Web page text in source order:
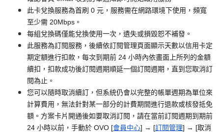
此卡兌換服務為首刷 0 元，服務需在網路環境下使用，頻寬
至少需 20Mbps。
每組兌換碼僅能兌換使用一次，遺失或損毀恕不補發。
此服務為訂閱服務，後續依訂閱管理頁面顯示天數以信用卡定
期定額進行扣款，每次到期前 24 小時內依畫面上所列的金額
續扣，扣款成功後訂閱週期順延一個訂閱週期，直到您取消訂
閱為止。
您可以隨時取消續訂，但系統仍會以完整的帳單週期為單位來
計算費用，無法針對某一部分的計費期間進行退款或核發抵免
額。方案卡片開通後如要取消訂閱，請在當前訂閱週期到期前
24 小時以前，手動於 OVO [會員中心] → [訂閱管理] → [取消